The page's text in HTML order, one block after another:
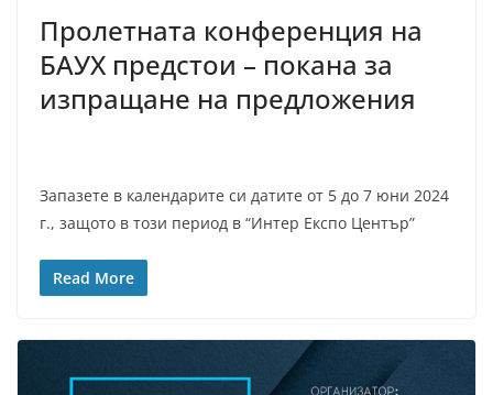
Пролетната конференция на
БАУХ предстои – покана за
изпращане на предложения
Запазете в календарите си датите от 5 до 7 юни 2024
г., защото в този период в “Интер Експо Център”
Read More